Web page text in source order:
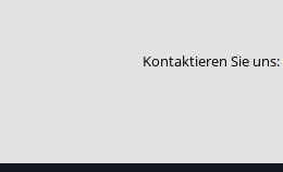
Kontaktieren Sie uns: